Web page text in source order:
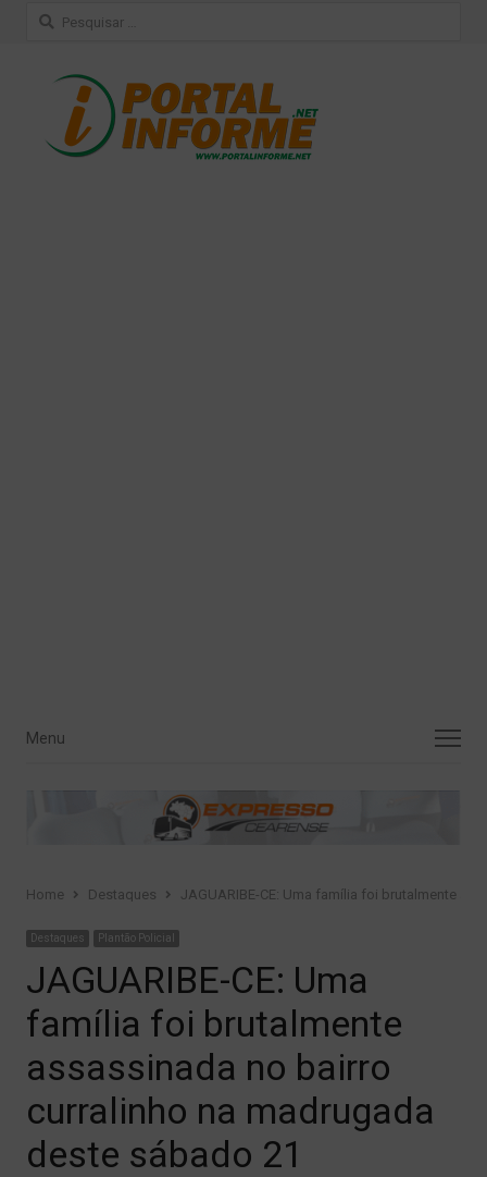
Pesquisar
Menu
Menu
Home Destaques JAGUARIBE-CE: Uma família foi brutalmente
Destaques Plantão Policial
JAGUARIBE-CE: Uma
família foi brutalmente
assassinada no bairro
curralinho na madrugada
deste sábado 21